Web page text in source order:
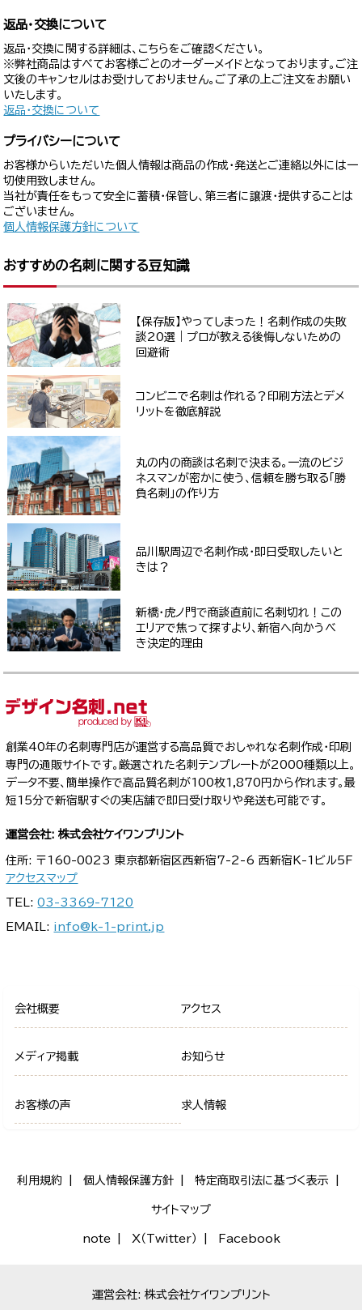
返品・交換について
返品・交換に関する詳細は、こちらをご確認ください。
※弊社商品はすべてお客様ごとのオーダーメイドとなっております。ご注
文後のキャンセルはお受けしておりません。ご了承の上ご注文をお願い
いたします。
返品・交換について
プライバシーについて
お客様からいただいた個人情報は商品の作成・発送とご連絡以外には一
切使用致しません。
当社が責任をもって安全に蓄積・保管し、第三者に譲渡・提供することは
ございません。
個人情報保護方針について
おすすめの名刺に関する豆知識
【保存版】やってしまった！名刺作成の失敗
談20選｜プロが教える後悔しないための
回避術
コンビニで名刺は作れる？印刷方法とデメ
リットを徹底解説
丸の内の商談は名刺で決まる。一流のビジ
ネスマンが密かに使う、信頼を勝ち取る「勝
負名刺」の作り方
品川駅周辺で名刺作成・即日受取したいと
きは？
新橋・虎ノ門で商談直前に名刺切れ！この
エリアで焦って探すより、新宿へ向かうべ
き決定的理由
創業40年の名刺専門店が運営する高品質でおしゃれな名刺作成・印刷
専門の通販サイトです。厳選された名刺テンプレートが2000種類以上。
データ不要、簡単操作で高品質名刺が100枚1,870円から作れます。最
短15分で新宿駅すぐの実店舗で即日受け取りや発送も可能です。
運営会社: 株式会社ケイワンプリント
住所: 〒160-0023 東京都新宿区西新宿7-2-6 西新宿K-1ビル5F
アクセスマップ
TEL:03-3369-7120
EMAIL: info@k-1-print.jp
会社概要 アクセス
メディア掲載 お知らせ
お客様の声 求人情報
利用規約 個人情報保護方針 特定商取引法に基づく表示
サイトマップ
note X（Twitter） Facebook
運営会社: 株式会社ケイワンプリント